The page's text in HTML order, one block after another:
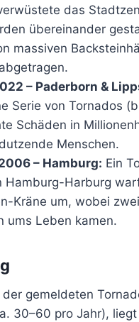
das
übereinander
massiven
– Paderborn &
Serie von Tornados
Schäden in
Menschen.
– Hamburg: Ein
Hamburg-Harburg
Kräne um, wobei zwei
ums Leben kamen.
gemeldeten
30–60 pro Jahr),